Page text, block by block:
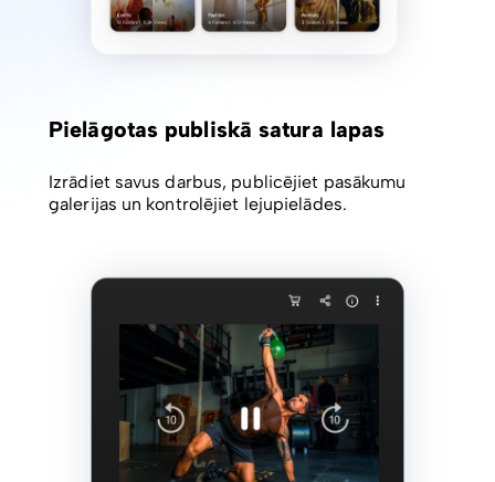
Pielāgotas publiskā satura lapas
Izrādiet savus darbus, publicējiet pasākumu
galerijas un kontrolējiet lejupielādes.